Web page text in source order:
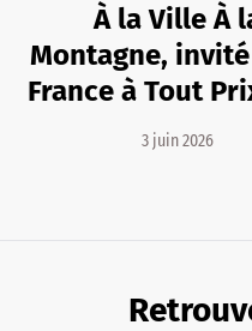
À la Ville À
Montagne,
France à Tout
3 juin 2026